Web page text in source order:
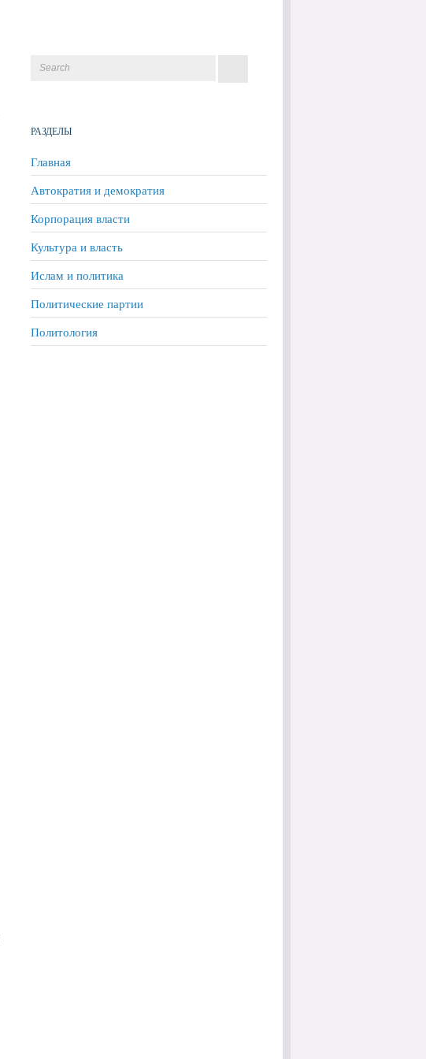
РАЗДЕЛЫ
Главная
Автократия и демократия
Корпорация власти
Культура и власть
Ислам и политика
Политические партии
Политология